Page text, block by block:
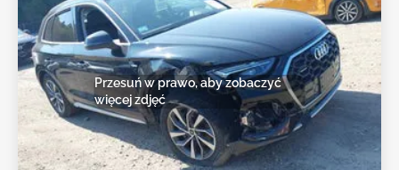
Przesuń w prawo, aby zobaczyć
więcej zdjęć